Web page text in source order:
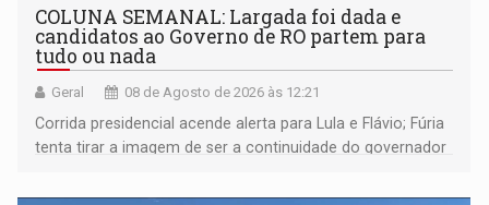
COLUNA SEMANAL: Largada foi dada e
candidatos ao Governo de RO partem para
tudo ou nada
Geral 08 de Agosto de 2026 às 12:21
Corrida presidencial acende alerta para Lula e Flávio; Fúria
tenta tirar a imagem de ser a continuidade do governador
não ter entrado no modo eleição; ABAV faz evento em